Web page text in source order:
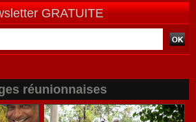
GRATUITE
réunionnaises